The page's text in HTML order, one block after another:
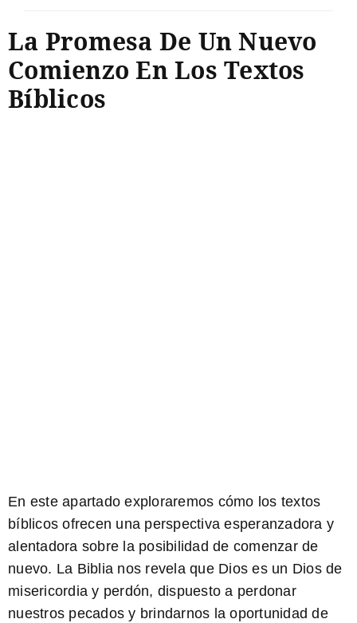
La Promesa De Un Nuevo
Comienzo En Los Textos
Bíblicos
En este apartado exploraremos cómo los textos
bíblicos ofrecen una perspectiva esperanzadora y
alentadora sobre la posibilidad de comenzar de
nuevo. La Biblia nos revela que Dios es un Dios de
misericordia y perdón, dispuesto a perdonar
nuestros pecados y brindarnos la oportunidad de